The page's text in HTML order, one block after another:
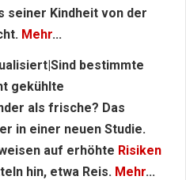
seiner Kindheit von der
Mehr...
bestimmte
gekühlte
als frische? Das
in einer neuen Studie.
auf erhöhte Risiken
hin, etwa Reis. Mehr...